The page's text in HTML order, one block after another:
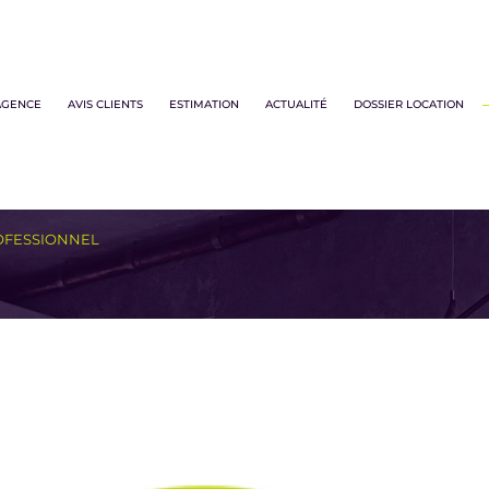
AVIS CLIENTS ESTIMATION ACTUALITÉ DOSSIER LOCATION
Voir les2annonces